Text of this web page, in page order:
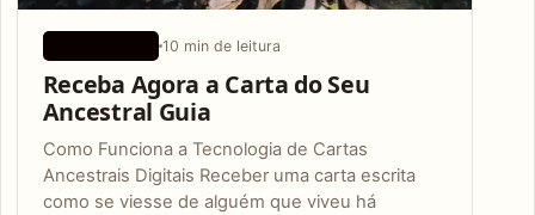
10 min de leitura
Receba Agora a Carta do Seu
Ancestral Guia
Como Funciona a Tecnologia de Cartas
Ancestrais Digitais Receber uma carta escrita
como se viesse de alguém que viveu há